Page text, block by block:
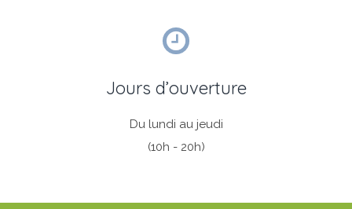
Jours d’ouverture
Du lundi au jeudi
(10h - 20h)